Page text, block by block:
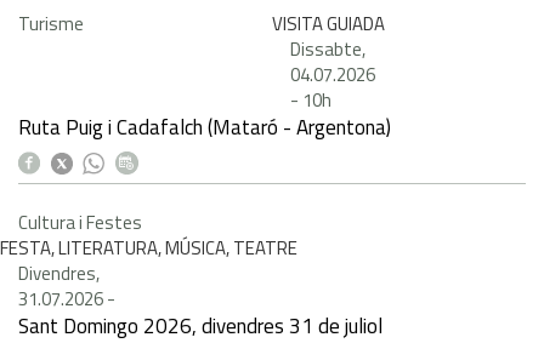
Turisme
VISITA GUIADA
Dissabte,
04.07.2026
- 10h
Ruta Puig i Cadafalch (Mataró - Argentona)
Cultura i Festes
FESTA, LITERATURA, MÚSICA, TEATRE
Divendres,
31.07.2026-
Sant Domingo 2026, divendres 31 de juliol